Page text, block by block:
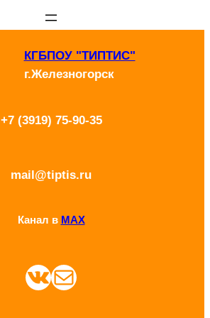
КГБПОУ "ТИПТИС"
г.Железногорск
+7 (3919) 75-90-35
mail@tiptis.ru
Канал в MAX
ВКонтакте Почта